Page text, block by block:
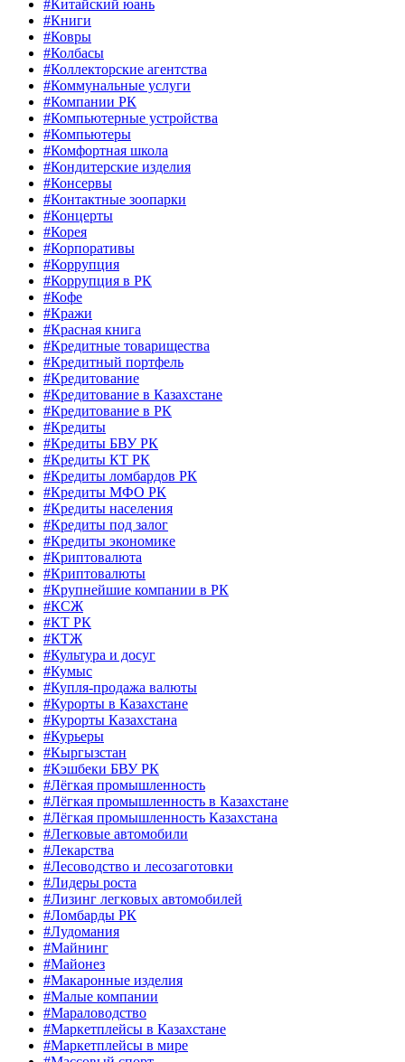
#Китайский юань
#Книги
#Ковры
#Колбасы
#Коллекторские агентства
#Коммунальные услуги
#Компании РК
#Компьютерные устройства
#Компьютеры
#Комфортная школа
#Кондитерские изделия
#Консервы
#Контактные зоопарки
#Концерты
#Корея
#Корпоративы
#Коррупция
#Коррупция в РК
#Кофе
#Кражи
#Красная книга
#Кредитные товарищества
#Кредитный портфель
#Кредитование
#Кредитование в Казахстане
#Кредитование в РК
#Кредиты
#Кредиты БВУ РК
#Кредиты КТ РК
#Кредиты ломбардов РК
#Кредиты МФО РК
#Кредиты населения
#Кредиты под залог
#Кредиты экономике
#Криптовалюта
#Криптовалюты
#Крупнейшие компании в РК
#КСЖ
#КТ РК
#КТЖ
#Культура и досуг
#Кумыс
#Купля-продажа валюты
#Курорты в Казахстане
#Курорты Казахстана
#Курьеры
#Кыргызстан
#Кэшбеки БВУ РК
#Лёгкая промышленность
#Лёгкая промышленность в Казахстане
#Лёгкая промышленность Казахстана
#Легковые автомобили
#Лекарства
#Лесоводство и лесозаготовки
#Лидеры роста
#Лизинг легковых автомобилей
#Ломбарды РК
#Лудомания
#Майнинг
#Майонез
#Макаронные изделия
#Малые компании
#Мараловодство
#Маркетплейсы в Казахстане
#Маркетплейсы в мире